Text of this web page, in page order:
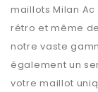
maillotsMilan Ac
rétro et même
notre vaste
également un
votre maillot